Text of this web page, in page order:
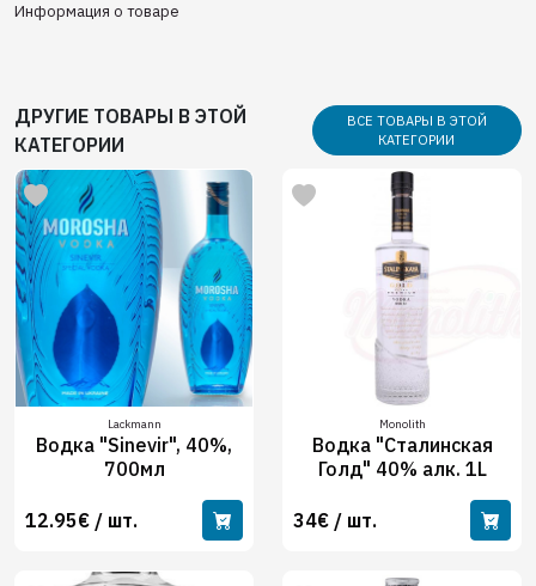
Информация о товаре
ДРУГИЕ ТОВАРЫ В ЭТОЙ
КАТЕГОРИИ
ВСЕ ТОВАРЫ В ЭТОЙ
КАТЕГОРИИ
Lackmann
Водка "Sinevir", 40%,
700мл
12.95€ / шт.
Monolith
Водка "Сталинская
Голд" 40% алк. 1L
34€ / шт.